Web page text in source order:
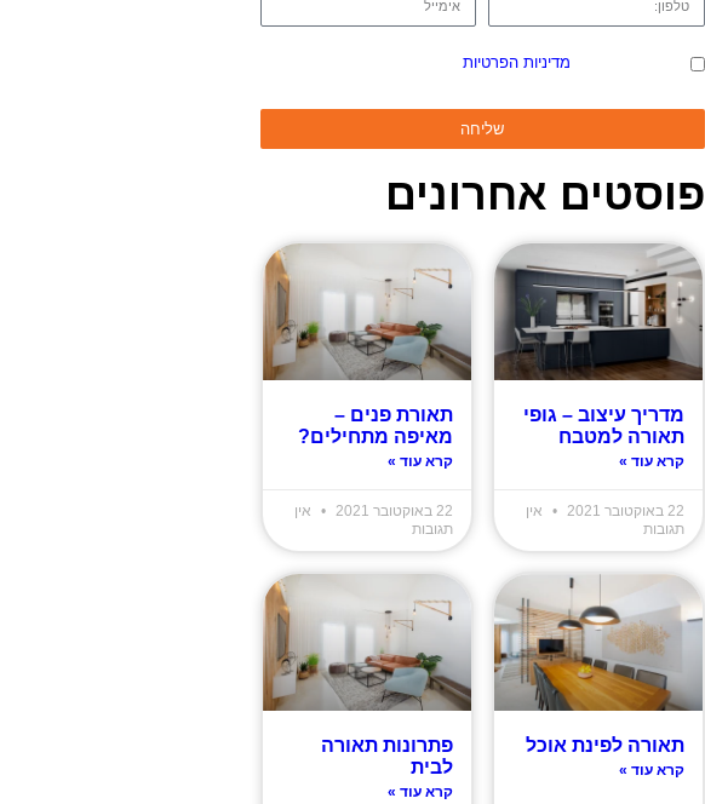
מדיניות הפרטיות
שליחה
פוסטים אחרונים
מדריך עיצוב – גופי
תאורה למטבח
קרא עוד »
22 באוקטובר 2021
אין
תגובות
תאורת פנים –
מאיפה מתחילים?
קרא עוד »
22 באוקטובר 2021
אין
תגובות
תאורה לפינת אוכל
קרא עוד »
פתרונות תאורה
לבית
קרא עוד »